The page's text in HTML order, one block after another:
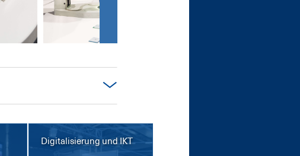
Digitalisierung und IKT